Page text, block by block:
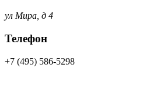
ул Мира, д 4
Телефон
+7 (495) 586-5298